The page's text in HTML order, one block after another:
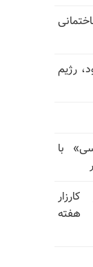
رژیم
با
هفته